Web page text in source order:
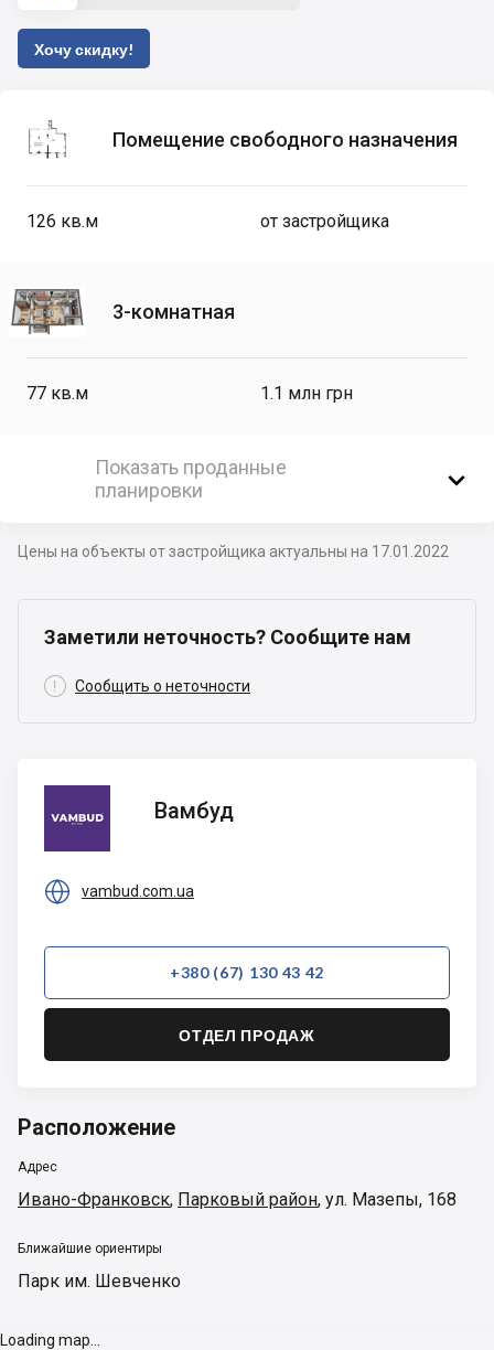
Хочу скидку!
Помещение свободного назначения
126 кв.м от застройщика
3-комнатная
77 кв.м 1.1 млн грн
Показать проданные
планировки

Цены на объекты от застройщика актуальны на 17.01.2022
Заметили неточность? Сообщите нам
 Сообщить о неточности
Вамбуд
 vambud.com.ua
+380 (67) 130 43 42
ОТДЕЛ ПРОДАЖ
Расположение
Адрес
Ивано-Франковск, Парковый район, ул. Мазепы, 168
Ближайшие ориентиры
Парк им. Шевченко
Loading map...